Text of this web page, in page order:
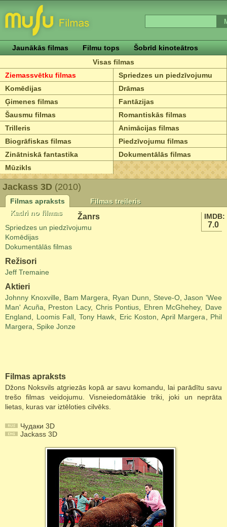
Jaunākās filmas Filmu tops
Šobrīd kinoteātros
Visas filmas
Ziemassvētku filmas
Spriedzes un piedzīvojumu
Komēdijas
Drāmas
Ģimenes filmas
Fantāzijas
Šausmu filmas
Romantiskās filmas
Trilleris
Animācijas filmas
Biogrāfiskas filmas
Piedzīvojumu filmas
Zinātniskā fantastika
Dokumentālās filmas
Mūzikls
Jackass 3D (2010)
Filmas apraksts
Filmas treileris
Kadri no filmas
IMDB:
7.0
Žanrs
Spriedzes un piedzīvojumu
Komēdijas
Dokumentālās filmas
Režisori
Jeff Tremaine
Aktieri
Johnny Knoxville Bam Margera Ryan Dunn Steve-O,Jason 'Wee
Man' Acuña
Preston Lacy, Chris Pontius Ehren McGhehey, Dave
England
Loomis Fall Tony Hawk Eric Koston April Margera
Phil
Margera
Spike Jonze
Filmas apraksts
Džons Noksvils atgriezās kopā ar savu komandu, lai parādītu savu
trešo filmas veidojumu. Visneiedomātākie triki, joki un neprāta
lietas, kuras var iztēloties cilvēks.
Чудаки 3D
Jackass 3D